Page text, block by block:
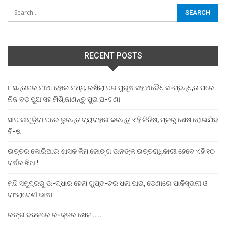
RECENT POSTS
୮ ସନ୍ତାନର ମାଆ ହୋଇ ମଧ୍ୟ ରଖିଲା ପର ପୁରୁଷ ସହ ଅବୈଧ ସ-ମ୍ବନ୍ଧ,ତା ପରେ
ନିଜ ବଡ଼ ପୁଅ ସହ ମିଶି,ଜାଣନ୍ତୁ ପୁରା ଘ-ଟଣା
ସାପ କାମୁଡ଼ିବା ପରେ ତୁରନ୍ତ ବ୍ୟବହାର କରନ୍ତୁ ଏହି ଜିନିଷ, ମୂଳରୁ ଶେଷ ହୋଇଯିବ
ବି-ଷ
ଉତ୍ତର କୋରିଆର ଶାସକ କିମ ଜୋଙ୍ଗ ଉନଙ୍କ ଉତ୍ତରାଧିକାରୀ ହେବେ ଏହି ୧୦
ବର୍ଷର ଝିଅ !
ମଝି ସମୁଦ୍ରରୁ ଉ-ଦ୍ଧାର ହେଲା ଗୁପ୍ତ-ଚର ଧଳା ପାରା, ଡେଣାରେ ପାକିସ୍ତାନୀ ଓ
ବାଂଲାଦେଶୀ ଭାଷା
ରଙ୍ଗ ବଦଳରେ ର-କ୍ତର ଖେଳ …..